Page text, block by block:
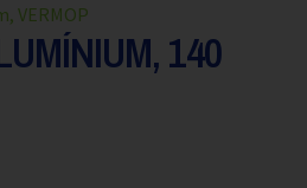
VERMOP
140